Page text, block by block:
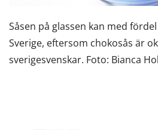
Såsen på glassen kan med
Sverige, eftersom chokosås är
sverigesvenskar. Foto: Bianca